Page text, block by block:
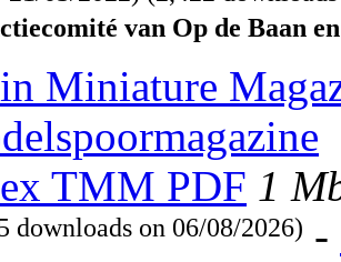
van Op de Baan
Miniature
TMM PDF 1
downloads on 06/08/2026) -